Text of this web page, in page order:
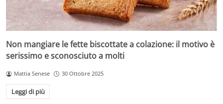
Non mangiare le fette biscottate a colazione: il motivo è
serissimo e sconosciuto a molti
Mattia Senese 30 Ottobre 2025
Leggi di più